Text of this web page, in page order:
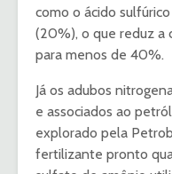
como o ácido
(20%), o que reduz a
para menos de 40%.
Já os adubos
e associados ao
explorado pela
fertilizante pronto